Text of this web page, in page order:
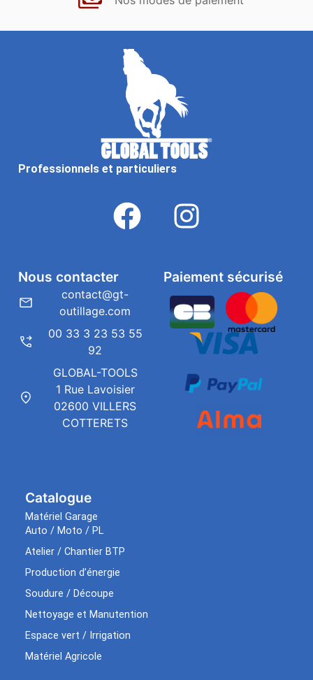
Professionnels et particuliers
Catalogue
Matériel Garage
Auto / Moto / PL
Atelier / Chantier BTP
Production d’énergie
Soudure / Découpe
Nettoyage et Manutention
Espace vert / Irrigation
Matériel Agricole
Paiement sécurisé
Nous contacter
contact@gt-
outillage.com
00 33 3 23 53 55
92
GLOBAL-TOOLS
1 Rue Lavoisier
02600 VILLERS
COTTERETS